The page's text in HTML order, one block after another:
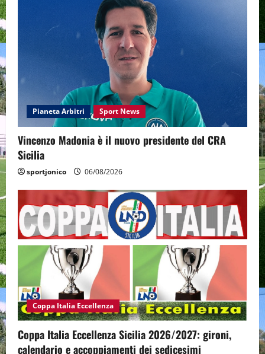
Pianeta Arbitri Sport News
Vincenzo Madonia è il nuovo presidente del CRA
Sicilia
sportjonico 06/08/2026
Coppa Italia Eccellenza
Coppa Italia Eccellenza Sicilia 2026/2027: gironi,
calendario e accoppiamenti dei sedicesimi